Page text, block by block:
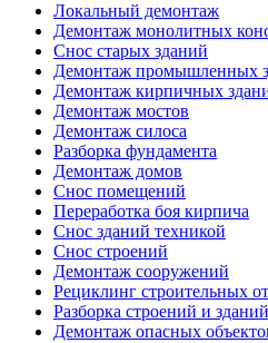
Локальный демонтаж
Демонтаж монолитных
Снос старых зданий
Демонтаж промышленных
Демонтаж кирпичных
Демонтаж мостов
Демонтаж силоса
Разборка фундамента
Демонтаж домов
Снос помещений
Переработка боя кирпича
Снос зданий техникой
Снос строений
Демонтаж сооружений
Рециклинг строительных
Разборка строений и зданий
Демонтаж опасных